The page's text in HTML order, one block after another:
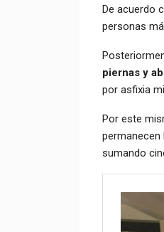
De acuerdo
personas
piernas y
por asfixia
Por este
permanecen
sumando